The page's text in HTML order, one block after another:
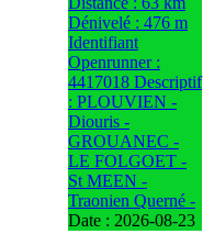
Dénivelé : 476 m
Identifiant
Openrunner :
4417018 Descriptif
: PLOUVIEN -
Diouris -
GROUANEC -
LE FOLGOET -
St MEEN -
Traonien Querné -
Date : 2026-08-23